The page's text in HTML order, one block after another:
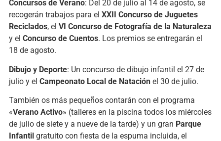
Concursos de Verano: Del 20 de julio al 14 de agosto, se
recogerán trabajos para el XXII Concurso de Juguetes
Reciclados, el VI Concurso de Fotografía de la Naturaleza
y el Concurso de Cuentos. Los premios se entregarán el
18 de agosto.
Dibujo y Deporte: Un concurso de dibujo infantil el 27 de
julio y el Campeonato Local de Nataciónel 30 de julio.
También os más pequeños contarán con el programa
«Verano Activo» (talleres en la piscina todos los miércoles
de julio de siete y a nueve de la tarde) y un gran Parque
Infantilgratuito con fiesta de la espuma incluida, el